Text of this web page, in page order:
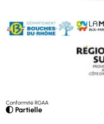
Conformité RGAA
Partielle